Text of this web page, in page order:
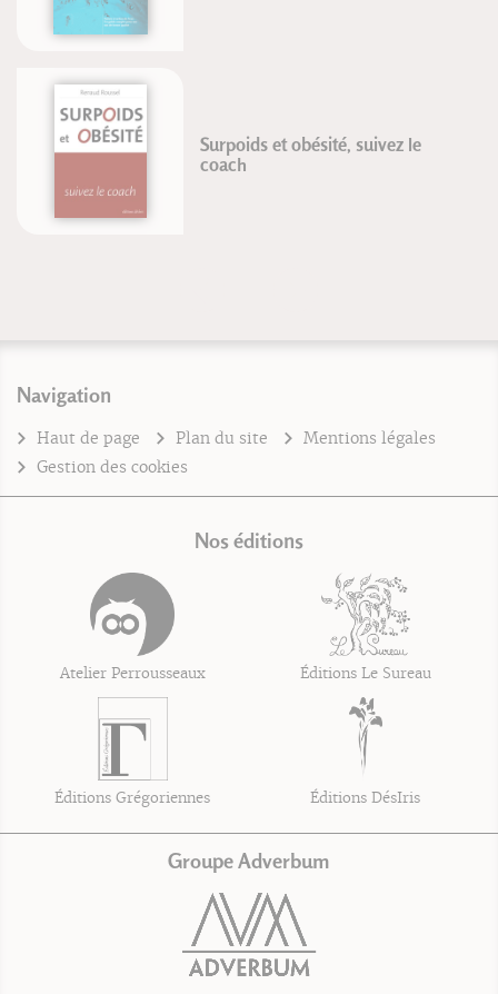
Surpoids et obésité, suivez le
coach
Navigation
Haut de page Plan du site
Mentions légales
Gestion des cookies
Nos éditions
Atelier Perrousseaux Éditions Le Sureau
Éditions Grégoriennes Éditions DésIris
Groupe Adverbum